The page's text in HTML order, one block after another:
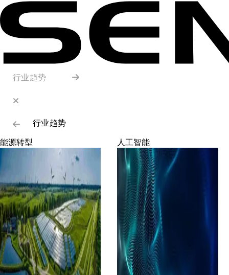
行业趋势
行业趋势
能源转型
人工智能